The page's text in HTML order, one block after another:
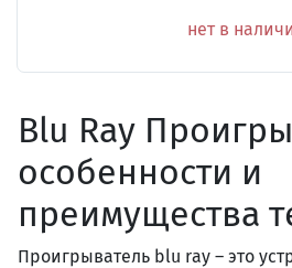
Blu Ray
особенности и
преимущества
Проигрыватель blu ray – это
нет в